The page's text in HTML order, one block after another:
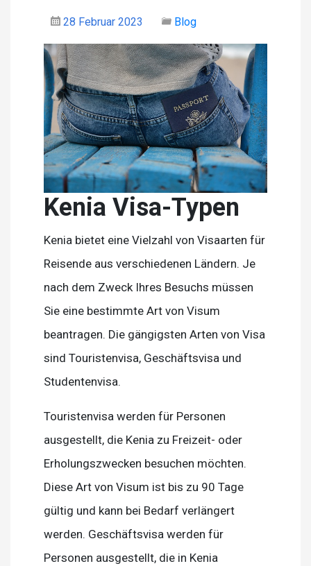
28 Februar 2023 Blog
Kenia Visa-Typen
Kenia bietet eine Vielzahl von Visaarten für
Reisende aus verschiedenen Ländern. Je
nach dem Zweck Ihres Besuchs müssen
Sie eine bestimmte Art von Visum
beantragen. Die gängigsten Arten von Visa
sind Touristenvisa, Geschäftsvisa und
Studentenvisa.
Touristenvisa werden für Personen
ausgestellt, die Kenia zu Freizeit- oder
Erholungszwecken besuchen möchten.
Diese Art von Visum ist bis zu 90 Tage
gültig und kann bei Bedarf verlängert
werden. Geschäftsvisa werden für
Personen ausgestellt, die in Kenia